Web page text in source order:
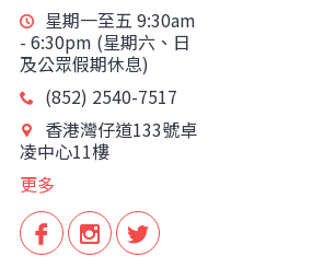
星期一至五 9:30am
- 6:30pm (星期六、日
及公眾假期休息)
(852) 2540-7517
香港灣仔道133號卓
凌中心11樓
更多